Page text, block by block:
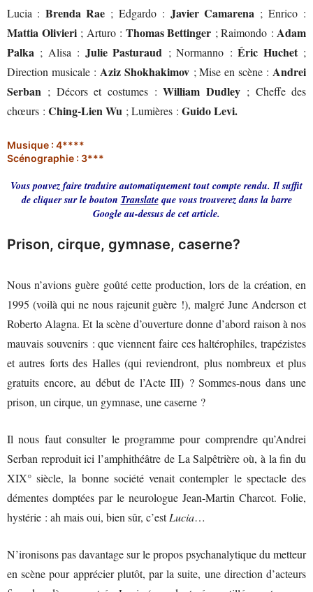
Lucia : Brenda Rae ; Edgardo : Javier Camarena ; Enrico :
Mattia Olivieri; Arturo : Thomas Bettinger ; Raimondo : Adam
Palka ; Alisa : Julie Pasturaud ; Normanno :Éric Huchet;
Direction musicale : Aziz Shokhakimov; Mise en scène : Andrei
Serban ; Décors et costumes :William Dudley; Cheffe des
chœurs : Ching-Lien Wu ; Lumières : Guido Levi.
Musique : 4****
Scénographie : 3***
Vous pouvez faire traduire automatiquement tout compte rendu. Il suffit
de cliquer sur le bouton Translateque vous trouverez dans la barre
Google au-dessus de cet article.
Prison, cirque, gymnase, caserne?
Nous n’avions guère goûté cette production, lors de la création, en
1995 (voilà qui ne nous rajeunit guère !), malgré June Anderson et
Roberto Alagna. Et la scène d’ouverture donne d’abord raison à nos
mauvais souvenirs : que viennent faire ces haltérophiles, trapézistes
et autres forts des Halles (qui reviendront, plus nombreux et plus
gratuits encore, au début de l’Acte III) ? Sommes-nous dans une
prison, un cirque, un gymnase, une caserne ?
Il nous faut consulter le programme pour comprendre qu’Andrei
Serban reproduit ici l’amphithéâtre de La Salpêtrière où, à la fin du
XIX° siècle, la bonne société venait contempler le spectacle des
démentes domptées par le neurologue Jean-Martin Charcot. Folie,
hystérie : ah mais oui, bien sûr, c’estLucia…
N’ironisons pas davantage sur le propos psychanalytique du metteur
en scène pour apprécier plutôt, par la suite, une direction d’acteurs